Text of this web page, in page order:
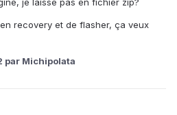
je laisse pas en fichier zip?
recovery et de flasher, ça veux
par Michipolata